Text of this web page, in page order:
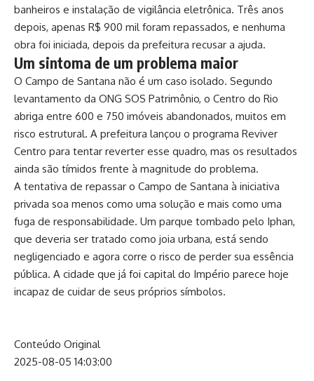
banheiros e instalação de vigilância eletrônica. Três anos
depois, apenas R$ 900 mil foram repassados, e nenhuma
obra foi iniciada, depois da prefeitura recusar a ajuda.
Um sintoma de um problema maior
O Campo de Santana não é um caso isolado. Segundo
levantamento da ONG SOS Patrimônio, o Centro do Rio
abriga entre 600 e 750 imóveis abandonados, muitos em
risco estrutural. A prefeitura lançou o programa Reviver
Centro para tentar reverter esse quadro, mas os resultados
ainda são tímidos frente à magnitude do problema.
A tentativa de repassar o Campo de Santana à iniciativa
privada soa menos como uma solução e mais como uma
fuga de responsabilidade. Um parque tombado pelo Iphan,
que deveria ser tratado como joia urbana, está sendo
negligenciado e agora corre o risco de perder sua essência
pública. A cidade que já foi capital do Império parece hoje
incapaz de cuidar de seus próprios símbolos.
Conteúdo Original
2025-08-05 14:03:00